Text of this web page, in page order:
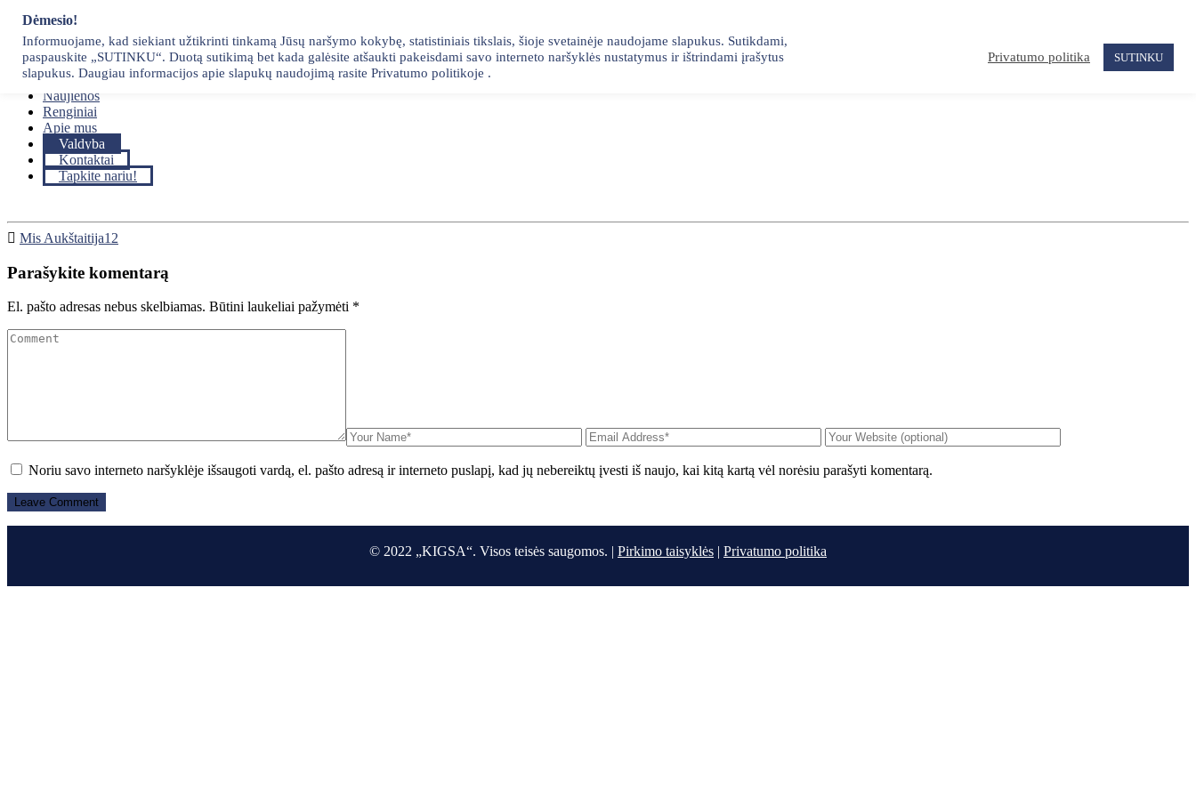
Skip
content
Pradžia
Narystė
Naujienos
Renginiai
Apie mus
Valdyba
Kontaktai
Tapkite nariu!
Mis Aukštaitija12
Parašykite komentarą
El. pašto adresas nebus skelbiamas. Būtini laukeliai pažymėti *
Noriu savo interneto naršyklėje išsaugoti vardą, el. pašto adresą ir interneto puslapį, kad jų nebereiktų įvesti iš naujo, kai kitą kartą vėl norėsiu parašyti komentarą.
© 2022 „KIGSA“. Visos teisės saugomos. | Pirkimo taisyklės | Privatumo politika
Dėmesio!
Informuojame, kad siekiant užtikrinti tinkamą Jūsų naršymo kokybę, statistiniais tikslais, šioje svetainėje naudojame slapukus. Sutikdami,
paspauskite „SUTINKU“. Duotą sutikimą bet kada galėsite atšaukti pakeisdami savo interneto naršyklės nustatymus ir ištrindami įrašytus
slapukus. Daugiau informacijos apie slapukų naudojimą rasite Privatumo politikoje .
Privatumo politika SUTINKU